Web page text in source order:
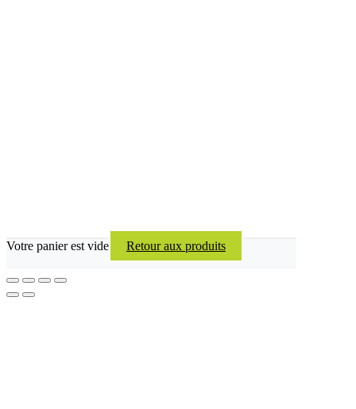
Votre panier est vide Retour aux produits